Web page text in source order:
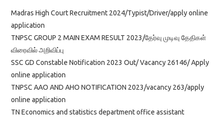
Madras High Court Recruitment 2024/Typist/Driver/apply online
application
TNPSC GROUP 2 MAIN EXAM RESULT 2023/தேர்வு முடிவு தேதிகள்
விரைவில் அறிவிப்பு
SSC GD Constable Notification 2023 Out/ Vacancy 26146/ Apply
online application
TNPSC AAO AND AHO NOTIFICATION 2023/vacancy 263/apply
online application
TN Economics and statistics department office assistant